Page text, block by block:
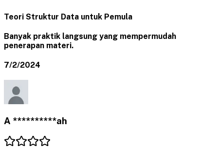
Teori Struktur Data untuk Pemula
Banyak praktik langsung yang mempermudah
penerapan materi.
7/2/2024
A **********ah